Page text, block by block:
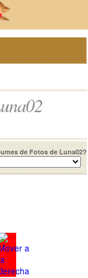
de Fotos de Luna02?